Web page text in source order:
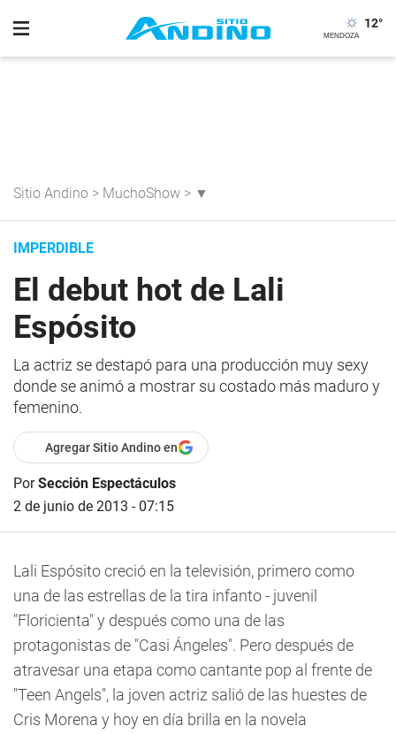
12°
Sitio Andino > MuchoShow > ▼
IMPERDIBLE
El debut hot de Lali
Espósito
La actriz se destapó para una producción muy sexy
donde se animó a mostrar su costado más maduro y
femenino.
Agregar Sitio Andino en
PorSección Espectáculos
2 de junio de 2013 - 07:15
Lali Espósito creció en la televisión, primero como
una de las estrellas de la tira infanto - juvenil
"Floricienta" y después como una de las
protagonistas de "Casi Ángeles". Pero después de
atravesar una etapa como cantante pop al frente de
"Teen Angels", la joven actriz salió de las huestes de
Cris Morena y hoy en día brilla en la novela